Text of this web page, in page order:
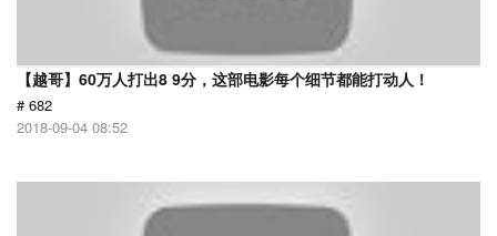
【越哥】60万人打出8 9分，这部电影每个细节都能打动人！
# 682
2018-09-04 08:52